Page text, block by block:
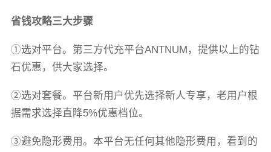
省钱攻略三大步骤
①选对平台。第三方代充平台ANTNUM，提供以上的钻
石优惠，供大家选择。
②选对套餐。平台新用户优先选择新人专享，老用户根
据需求选择直降5%优惠档位。
③避免隐形费用。本平台无任何其他隐形费用，看到的